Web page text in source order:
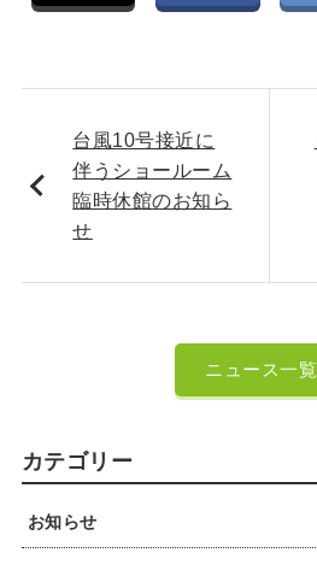
台風10号接近に
伴うショールーム
臨時休館のお知ら
せ
ニュース一覧
カテゴリー
お知らせ